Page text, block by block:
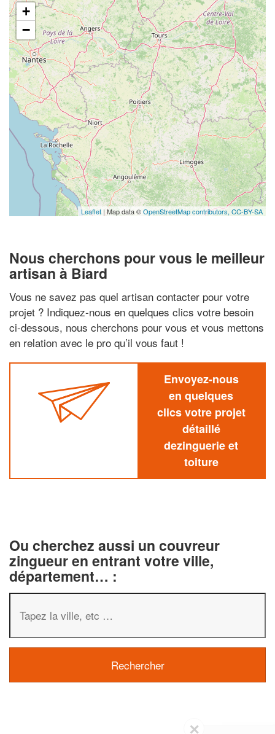
+
−
Leaflet | Map data ©OpenStreetMap contributors, CC-BY-SA
Nous cherchons pour vous le meilleur
artisan à Biard
Vous ne savez pas quel artisan contacter pour votre
projet ? Indiquez-nous en quelques clics votre besoin
ci-dessous, nous cherchons pour vous et vous mettons
en relation avec le pro qu’il vous faut !
Envoyez-nous
en quelques
clics votre projet
détaillé
dezinguerie et
toiture
Ou cherchez aussi un couvreur
zingueur en entrant votre ville,
département… :